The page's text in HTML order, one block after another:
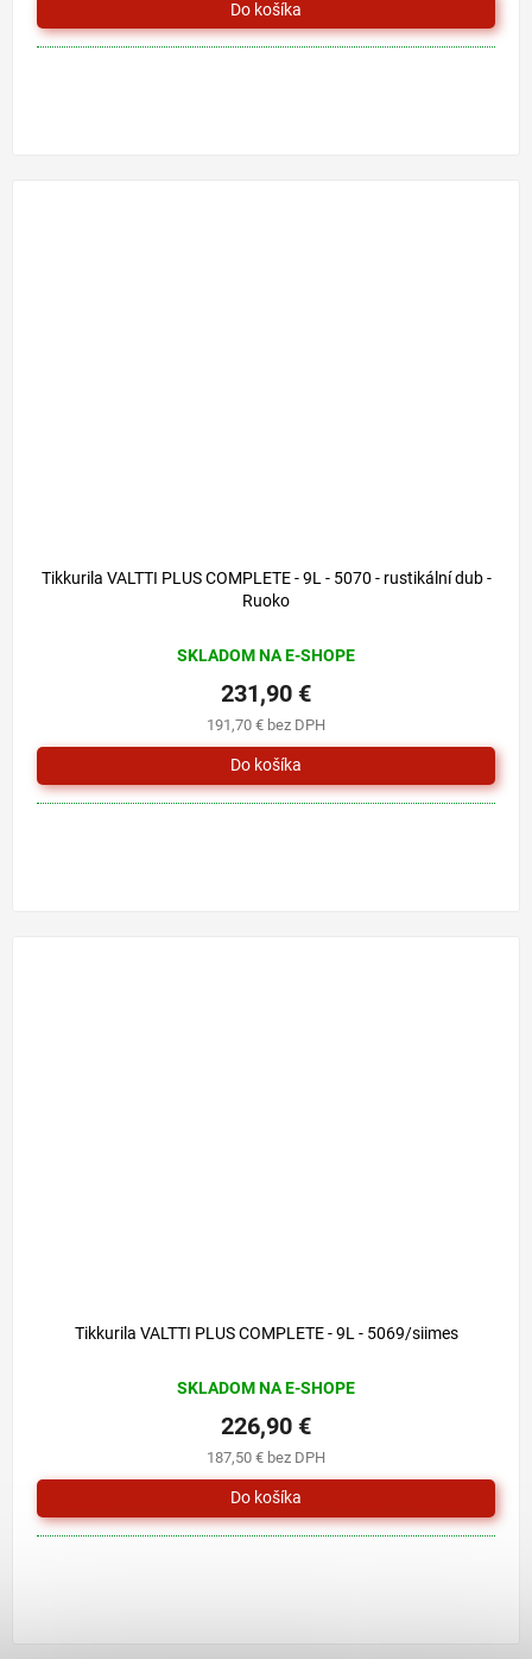
Tikkurila VALTTI PLUS COMPLETE - 9L - 5070 - rustikální dub -
Ruoko
SKLADOM NA E-SHOPE
191,70 € bez DPH
231,90 €
Tikkurila VALTTI PLUS COMPLETE - 9L - 5069/siimes
SKLADOM NA E-SHOPE
187,50 € bez DPH
226,90 €